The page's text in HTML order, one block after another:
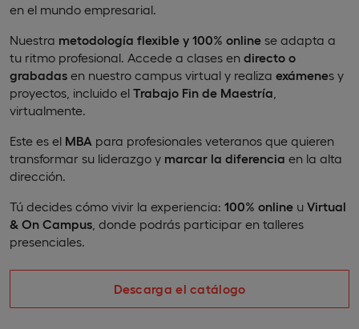
en el mundo empresarial.
Nuestra metodología flexible y 100% online se adapta a
tu ritmo profesional. Accede a clases en directo o
grabadas en nuestro campus virtual y realiza exámenes y
proyectos, incluido el Trabajo Fin de Maestría
virtualmente.
Este es el MBA para profesionales veteranos que quieren
transformar su liderazgo y marcar la diferencia en la alta
dirección.
Tú decides cómo vivir la experiencia: 100% online u Virtual
& On Campus , donde podrás participar en talleres
presenciales.
Descarga el catálogo